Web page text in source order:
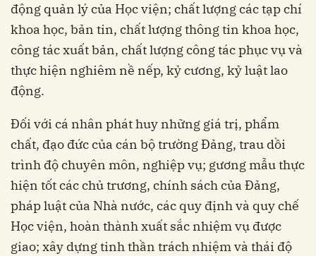
động quản lý của Học viện; chất lượng các tạp chí
khoa học, bản tin, chất lượng thông tin khoa học,
công tác xuất bản, chất lượng công tác phục vụ và
thực hiện nghiêm nề nếp, kỷ cương, kỷ luật lao
động.
Đối với cá nhân phát huy những giá trị, phẩm
chất, đạo đức của cán bộ trường Đảng, trau dồi
trình độ chuyên môn, nghiệp vụ; gương mẫu thực
hiện tốt các chủ trương, chính sách của Đảng,
pháp luật của Nhà nước, các quy định và quy chế
Học viện, hoàn thành xuất sắc nhiệm vụ được
giao; xây dựng tinh thần trách nhiệm và thái độ